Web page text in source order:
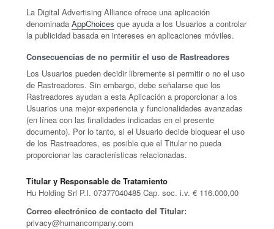
La Digital Advertising Alliance ofrece una aplicación
denominada AppChoices que ayuda a los Usuarios a controlar
la publicidad basada en intereses en aplicaciones móviles.
Consecuencias de no permitir el uso de Rastreadores
Los Usuarios pueden decidir libremente si permitir o no el uso
de Rastreadores. Sin embargo, debe señalarse que los
Rastreadores ayudan a esta Aplicación a proporcionar a los
Usuarios una mejor experiencia y funcionalidades avanzadas
(en línea con las finalidades indicadas en el presente
documento). Por lo tanto, si el Usuario decide bloquear el uso
de los Rastreadores, es posible que el Titular no pueda
proporcionar las características relacionadas.
Titular y Responsable de Tratamiento
Hu Holding Srl P.I. 07377040485 Cap. soc. i.v. € 116.000,00
Correo electrónico de contacto del Titular:
privacy@humancompany.com